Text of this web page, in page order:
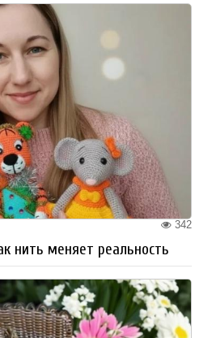
342
нить меняет реальность